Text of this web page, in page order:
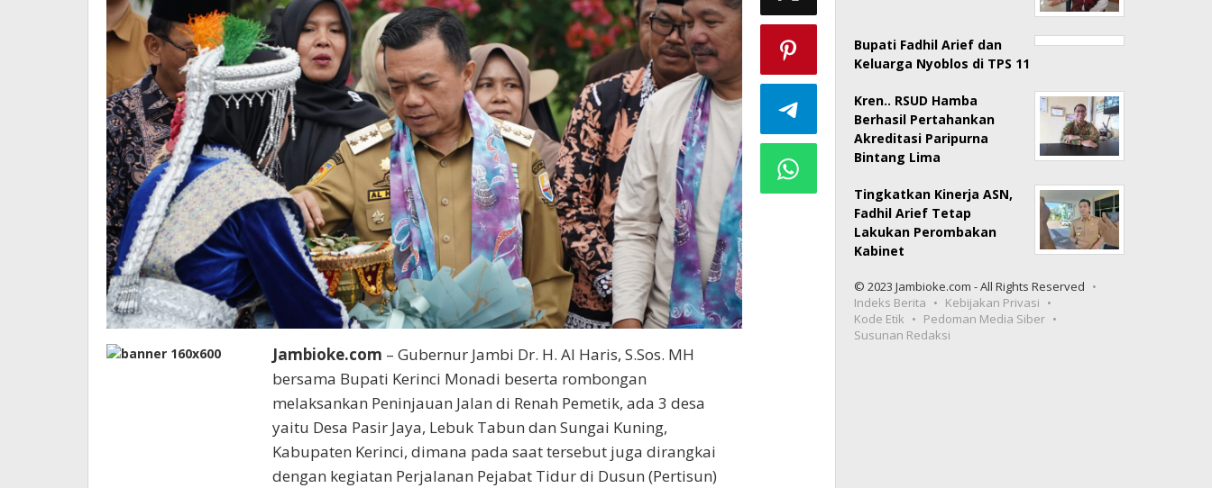
Jambioke.com – Gubernur Jambi Dr. H. Al Haris, S.Sos. MH
bersama Bupati Kerinci Monadi beserta rombongan
melaksankan Peninjauan Jalan di Renah Pemetik, ada 3 desa
yaitu Desa Pasir Jaya, Lebuk Tabun dan Sungai Kuning,
Kabupaten Kerinci, dimana pada saat tersebut juga dirangkai
dengan kegiatan Perjalanan Pejabat Tidur di Dusun (Pertisun)
Bupati Fadhil Arief dan
Keluarga Nyoblos di TPS 11
Kren.. RSUD Hamba
Berhasil Pertahankan
Akreditasi Paripurna
Bintang Lima
Tingkatkan Kinerja ASN,
Fadhil Arief Tetap
Lakukan Perombakan
Kabinet
© 2023 Jambioke.com - All Rights Reserved
Indeks Berita
Kebijakan Privasi
Kode Etik
Pedoman Media Siber
Susunan Redaksi